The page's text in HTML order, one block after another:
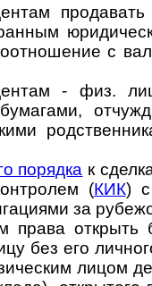
с
- физ.
порядка к
(КИК) с
за
права открыть
без его
лицом